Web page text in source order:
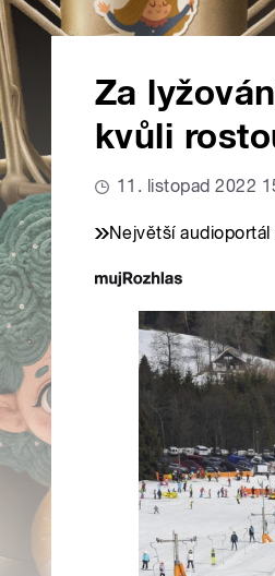
Za
kvůli
11. listopad 2022
Největší